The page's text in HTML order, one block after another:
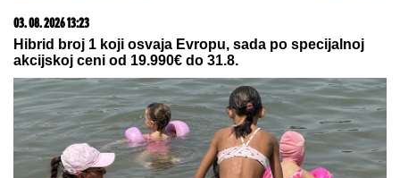
NOVAK ĐOKOVIĆ ČEKAO U REDU
DA KUPI SLADOLEDProdavačica iz
Crne Gore otkrila nepoznat detalj o
našem teniseru, evo kako se ponaša
na letovanju